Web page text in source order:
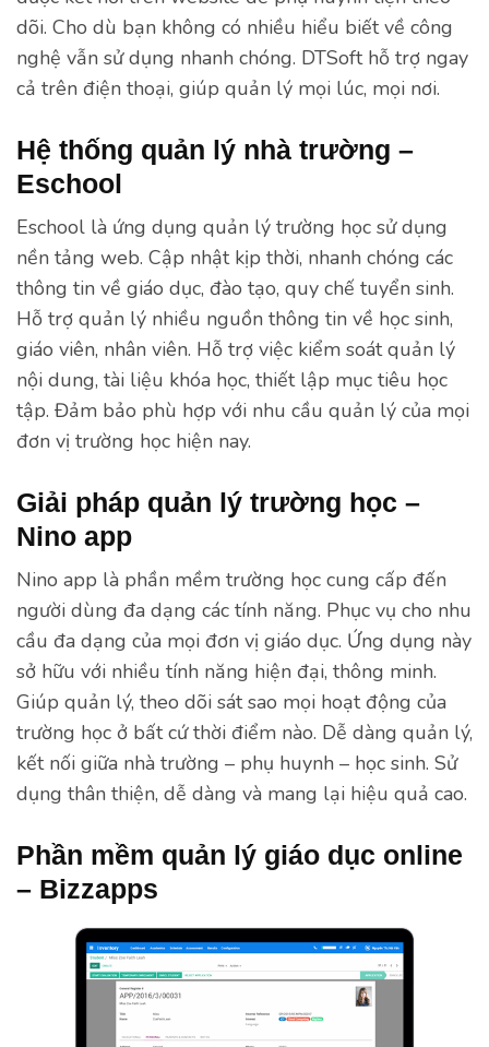
dõi. Cho dù bạn không có nhiều hiểu biết về công
nghệ vẫn sử dụng nhanh chóng. DTSoft hỗ trợ ngay
cả trên điện thoại, giúp quản lý mọi lúc, mọi nơi.
Hệ thống quản lý nhà trường –
Eschool
Eschool là ứng dụng quản lý trường học sử dụng
nền tảng web. Cập nhật kịp thời, nhanh chóng các
thông tin về giáo dục, đào tạo, quy chế tuyển sinh.
Hỗ trợ quản lý nhiều nguồn thông tin về học sinh,
giáo viên, nhân viên. Hỗ trợ việc kiểm soát quản lý
nội dung, tài liệu khóa học, thiết lập mục tiêu học
tập. Đảm bảo phù hợp với nhu cầu quản lý của mọi
đơn vị trường học hiện nay.
Giải pháp quản lý trường học –
Nino app
Nino app là phần mềm trường học cung cấp đến
người dùng đa dạng các tính năng. Phục vụ cho nhu
cầu đa dạng của mọi đơn vị giáo dục. Ứng dụng này
sở hữu với nhiều tính năng hiện đại, thông minh.
Giúp quản lý, theo dõi sát sao mọi hoạt động của
trường học ở bất cứ thời điểm nào. Dễ dàng quản lý,
kết nối giữa nhà trường – phụ huynh – học sinh. Sử
dụng thân thiện, dễ dàng và mang lại hiệu quả cao.
Phần mềm quản lý giáo dục online
– Bizzapps